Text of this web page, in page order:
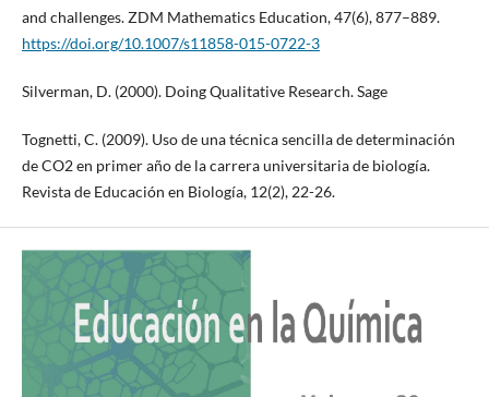
and challenges. ZDM Mathematics Education, 47(6), 877–889.
https://doi.org/10.1007/s11858-015-0722-3
Silverman, D. (2000). Doing Qualitative Research. Sage
Tognetti, C. (2009). Uso de una técnica sencilla de determinación
de CO2 en primer año de la carrera universitaria de biología.
Revista de Educación en Biología, 12(2), 22-26.